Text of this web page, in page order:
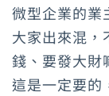
微型企業的業
大家出來混，
錢、要發大財
這是一定要的